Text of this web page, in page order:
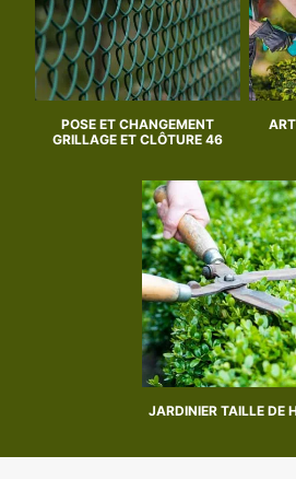
POSE ET CHANGEMENT
GRILLAGE ET CLÔTURE 46
JARDINIER TAILLE DE